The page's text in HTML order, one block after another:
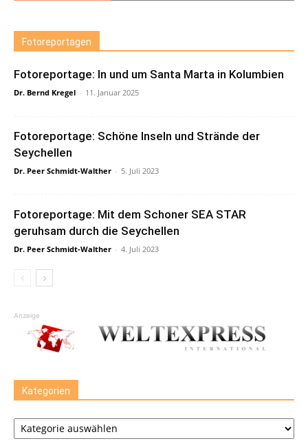
Fotoreportagen
Fotoreportage: In und um Santa Marta in Kolumbien
Dr. Bernd Kregel - 11. Januar 2025
Fotoreportage: Schöne Inseln und Strände der
Seychellen
Dr. Peer Schmidt-Walther - 5. Juli 2023
Fotoreportage: Mit dem Schoner SEA STAR
geruhsam durch die Seychellen
Dr. Peer Schmidt-Walther - 4. Juli 2023
Anzeige
Kategorien
Kategorien